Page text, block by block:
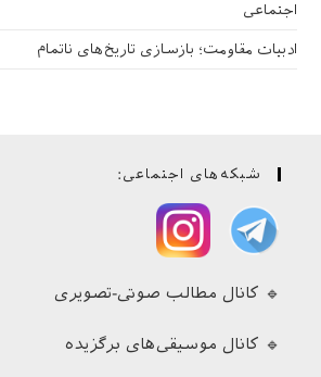
اجتماعی
ادبیات مقاومت؛ بازسازی تاریخ‌های ناتمام
شبکه‌های اجتماعی:
🔹 کانال مطالب صوتی-تصویری
🔹 کانال موسیقی‌های برگزیده